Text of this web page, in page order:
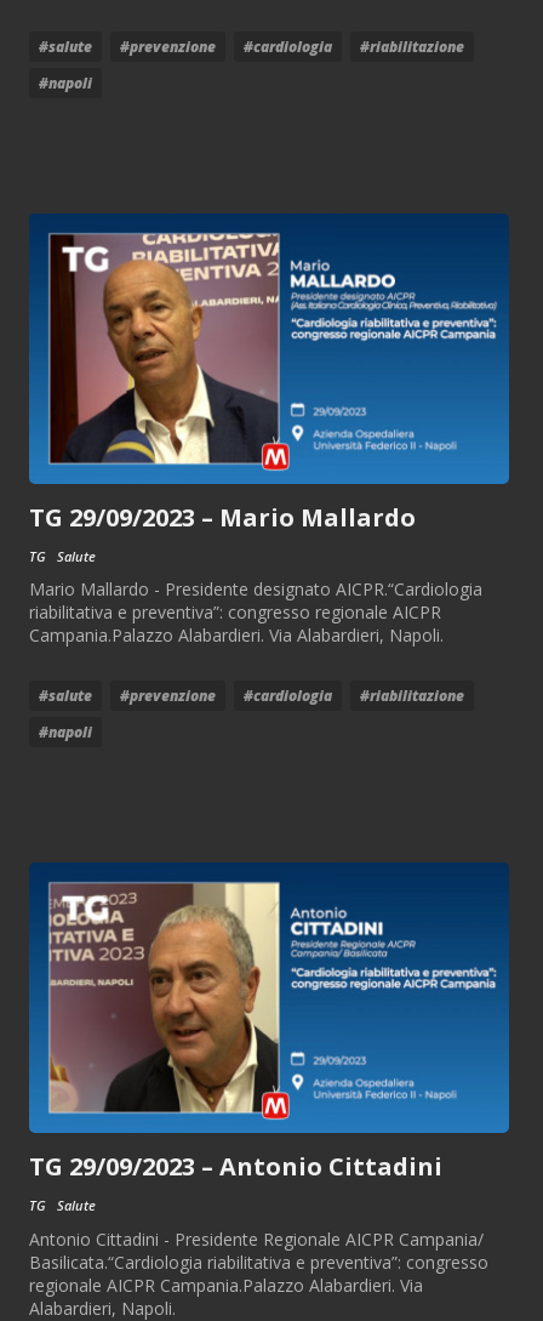
#salute #prevenzione #cardiologia
#riabilitazione
#napoli
TG 29/09/2023 – Mario Mallardo
TG Salute
Mario Mallardo - Presidente designato AICPR.“Cardiologia
riabilitativa e preventiva”: congresso regionale AICPR
Campania.Palazzo Alabardieri. Via Alabardieri, Napoli.
#salute #prevenzione #cardiologia
#riabilitazione
#napoli
TG 29/09/2023 – Antonio Cittadini
TG Salute
Antonio Cittadini - Presidente Regionale AICPR Campania/
Basilicata.“Cardiologia riabilitativa e preventiva”: congresso
regionale AICPR Campania.Palazzo Alabardieri. Via
Alabardieri, Napoli.